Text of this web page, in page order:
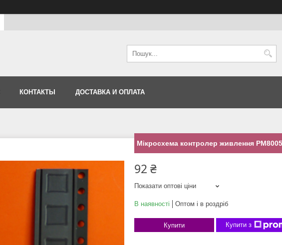
КОНТАКТЫ ДОСТАВКА И ОПЛАТА
Мікросхема контролер живлення
92 ₴
Показати оптові ціни
В наявності Оптом і в роздріб
Купити Купити з